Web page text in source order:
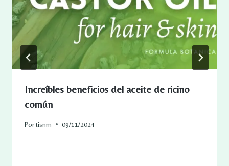
Increíbles beneficios del aceite de ricino
común
Portisnm 09/11/2024